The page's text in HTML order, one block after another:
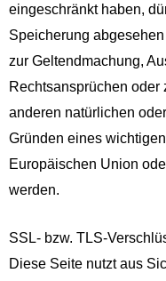
eingeschränkt haben,
Speicherung
zur Geltendmachung,
Rechtsansprüchen oder
anderen natürlichen
Gründen eines
Europäischen Union
werden.
SSL- bzw. TLS-
Diese Seite nutzt aus